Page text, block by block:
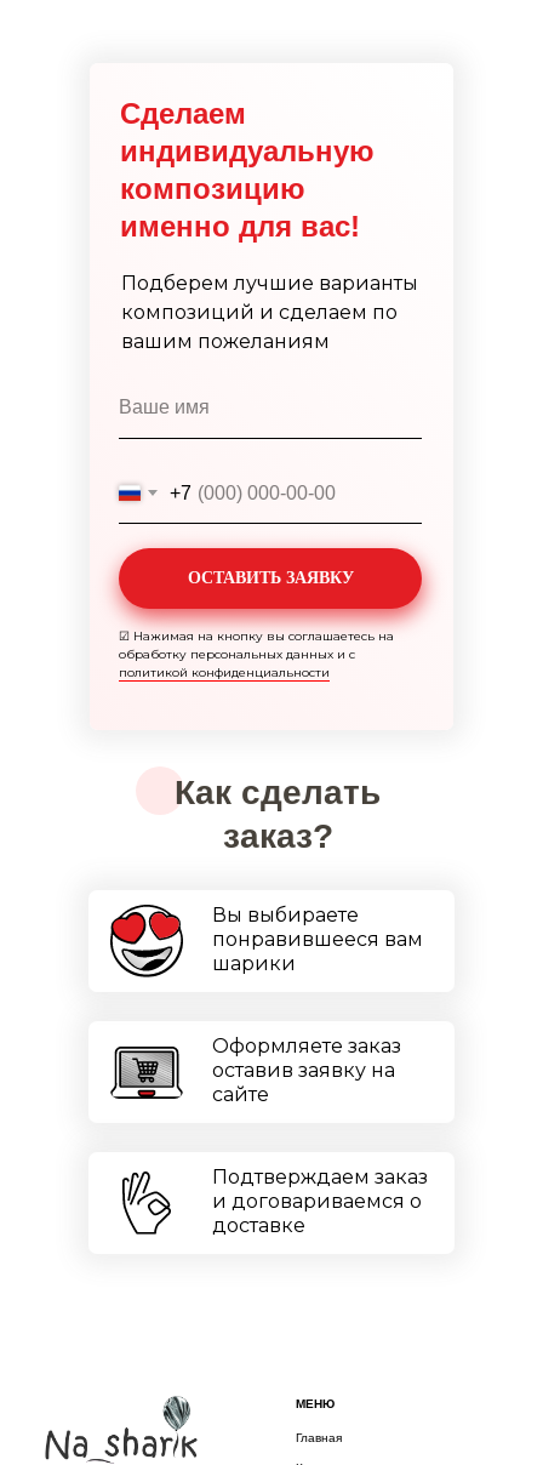
Сделаем
индивидуальную
композицию
именно для вас!
Подберем лучшие варианты
композиций и сделаем по
вашим пожеланиям
+7
ОСТАВИТЬ ЗАЯВКУ
Как сделать
заказ?
Оформляете заказ
оставив заявку на
сайте
Подтверждаем заказ
и договариваемся о
доставке
Вы выбираете
понравившееся вам
шарики
☑ Нажимая на кнопку вы соглашаетесь на
обработку персональных данных и с
политикой конфиденциальности
МЕНЮ
Главная